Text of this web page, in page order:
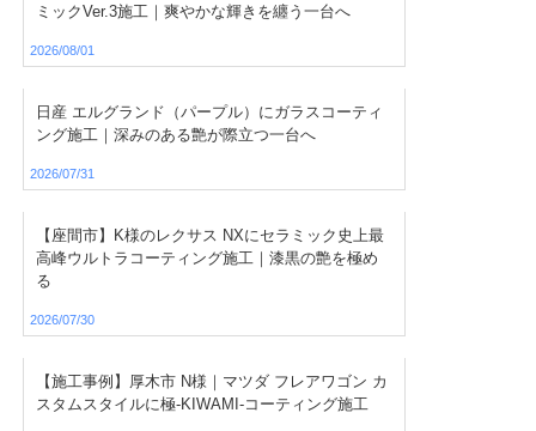
ミックVer.3施工｜爽やかな輝きを纏う一台へ
2026/08/01
日産 エルグランド（パープル）にガラスコーティ
ング施工｜深みのある艶が際立つ一台へ
2026/07/31
【座間市】K様のレクサス NXにセラミック史上最
高峰ウルトラコーティング施工｜漆黒の艶を極め
る
2026/07/30
【施工事例】厚木市 N様｜マツダ フレアワゴン カ
スタムスタイルに極-KIWAMI-コーティング施工